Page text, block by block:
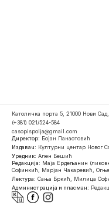
Католичка порта 5, 21000 Нови
(+381) 021/524-584
casopispolja@gmail.com
Директор: Бојан Панаотовић
Издавач: Културни центар Новог
Уредник: Ален Бешић
Редакција: Маја Ердељанин
Софинкић, Марјан Чакаревић,
Лектура: Сања Бркић, Милица
Администрација и пласман: